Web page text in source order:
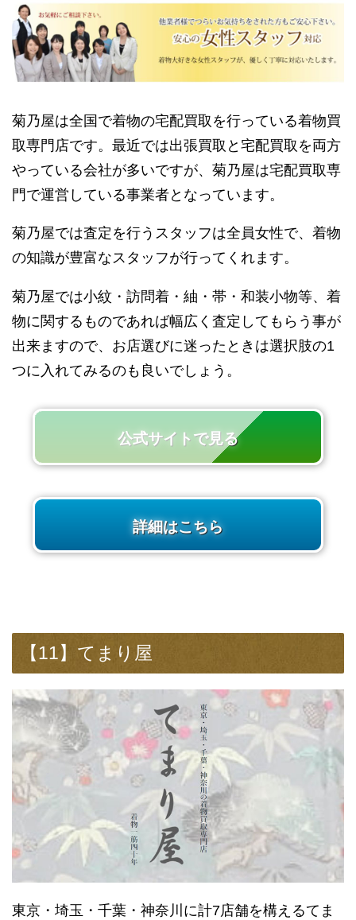
菊乃屋は全国で着物の宅配買取を行っている着物買
取専門店です。最近では出張買取と宅配買取を両方
やっている会社が多いですが、菊乃屋は宅配買取専
門で運営している事業者となっています。
菊乃屋では査定を行うスタッフは全員女性で、着物
の知識が豊富なスタッフが行ってくれます。
菊乃屋では小紋・訪問着・紬・帯・和装小物等、着
物に関するものであれば幅広く査定してもらう事が
出来ますので、お店選びに迷ったときは選択肢の1
つに入れてみるのも良いでしょう。
公式サイトで見る
詳細はこちら
【11】てまり屋
東京・埼玉・千葉・神奈川に計7店舗を構えるてま